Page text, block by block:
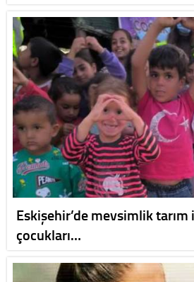
Eskişehir’de mevsimlik
çocukları…